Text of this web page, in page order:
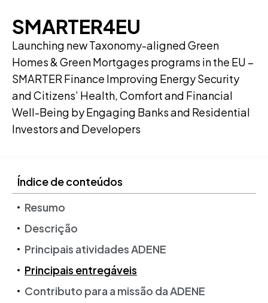
SMARTER4EU
Launching new Taxonomy-aligned Green
Homes & Green Mortgages programs in the EU –
SMARTER Finance Improving Energy Security
and Citizens’ Health, Comfort and Financial
Well-Being by Engaging Banks and Residential
Investors and Developers
Índice de conteúdos
Resumo
Descrição
Principais atividades ADENE
Principais entregáveis
Contributo para a missão da ADENE